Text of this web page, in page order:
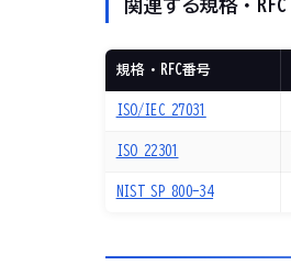
関連する規格・RFC
規格・RFC番号
ISO/IEC 27031
ISO 22301
NIST SP 800-34